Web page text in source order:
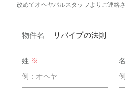
改めてオヘヤバルスタッフよりご連絡
物件名 リバイブの法則
姓 ※ 名